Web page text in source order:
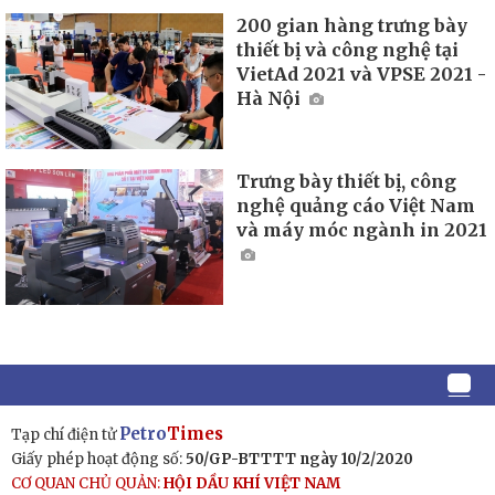
200 gian hàng trưng bày
thiết bị và công nghệ tại
VietAd 2021 và VPSE 2021 -
Hà Nội
Trưng bày thiết bị, công
nghệ quảng cáo Việt Nam
và máy móc ngành in 2021
Tạp chí điện tửPetroTimes
Giấy phép hoạt động số: 50/GP-BTTTT ngày 10/2/2020
CƠ QUAN CHỦ QUẢN:HỘI DẦU KHÍ VIỆT NAM